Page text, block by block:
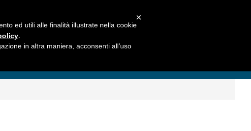
×
ed utili alle finalità illustrate nella cookie
in altra maniera, acconsenti all’uso